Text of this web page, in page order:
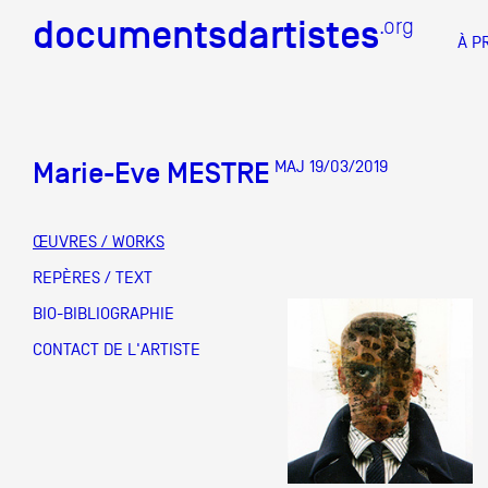
documentsdartistes.org
À
documentsdartistes.org
Équipe
Partenaires
Crédits
Documentation
Marie-Eve MESTRE MAJ 19/03/2019
ŒUVRES / WORKS
REPÈRES / TEXT
BIO-BIBLIOGRAPHIE
CONTACT DE L'ARTISTE